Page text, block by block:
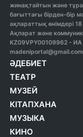
жинақтайтын және
бағыттағы бірден-бір
ақпараттық өнімдері
Ақпарат және
KZ09VPY00109962 - ИА
madeniportal@gmail.com
ӘДЕБИЕТ
ТЕАТР
МУЗЕЙ
КІТАПХАНА
МУЗЫКА
КИНО